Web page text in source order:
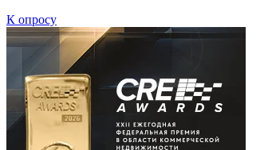
К опросу